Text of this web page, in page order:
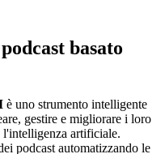
basato
è uno strumento intelligente
gestire e migliorare i loro
artificiale.
podcast automatizzando le